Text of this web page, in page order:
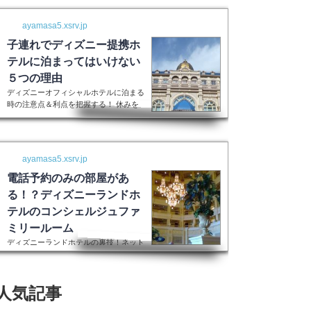
ayamasa5.xsrv.jp
子連れでディズニー提携ホ
テルに泊まってはいけない
５つの理由
ディズニーオフィシャルホテルに泊まる
時の注意点＆利点を把握する！ 休みを
取って子供を喜ばせるためにディズニー
ランドに行く！最高の家族サービスです
よね。 でも・・・小さい子供を連れて
るのは、お父さんお母さんも疲れること
間違いなし。 夜の目玉であるショーや
パレードの前に子供が寝てしまって抱っ
こしながら見るなんて残念なことも多々
起こるでしょう。 せっかくキラキラし
た夢の国を可愛い我が子に見せたかった
のに・・・。 そんな時、「ディズニー
ラ...
ayamasa5.xsrv.jp
電話予約のみの部屋があ
る！？ディズニーランドホ
テルのコンシェルジュファ
ミリールーム
ディズニーランドホテルの裏技！ネット
上には表示されない大人数用ルーム現在
の予約センターもなくなってしまったそ
うで、元コンシェルジュファミリールー
気記事